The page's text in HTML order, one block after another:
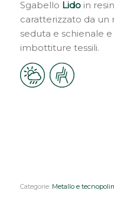
Sgabello Lido in
caratterizzato da un
seduta e schienale
imbottiture tessili.
Categorie: Metallo e